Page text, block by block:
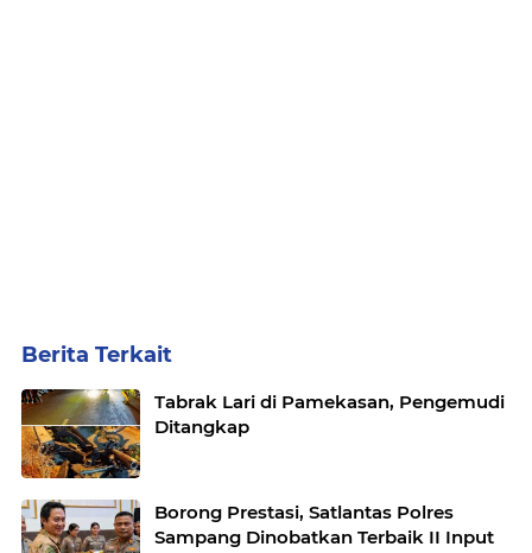
Berita Terkait
Tabrak Lari di Pamekasan, Pengemudi
Ditangkap
Borong Prestasi, Satlantas Polres
Sampang Dinobatkan Terbaik II Input